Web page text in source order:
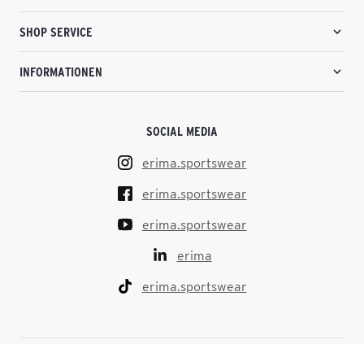
SHOP SERVICE
INFORMATIONEN
SOCIAL MEDIA
erima.sportswear
erima.sportswear
erima.sportswear
erima
erima.sportswear